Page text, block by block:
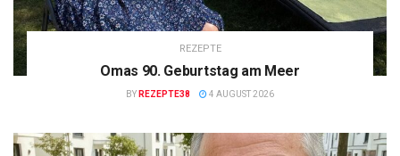
REZEPTE
Omas 90. Geburtstag am Meer
BY REZEPTE38 4 AUGUST 2026